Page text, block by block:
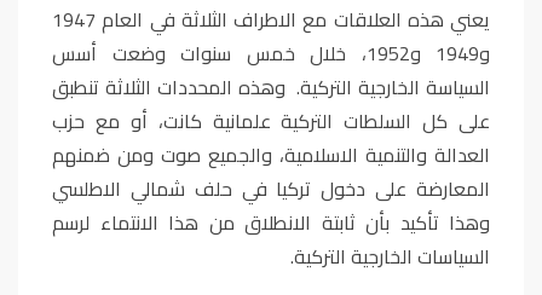
يعني هذه العلاقات مع الاطراف الثلاثة في العام 1947
و1949 و1952، خلال خمس سنوات وضعت أسس
السياسة الخارجية التركية. وهذه المحددات الثلاثة تنطبق
على كل السلطات التركية علمانية كانت، أو مع حزب
العدالة والتنمية الاسلامية، والجميع صوت ومن ضمنهم
المعارضة على دخول تركيا في حلف شمالي الاطلسي
وهذا تأكيد بأن ثابتة الانطلاق من هذا الانتماء لرسم
السياسات الخارجية التركية.